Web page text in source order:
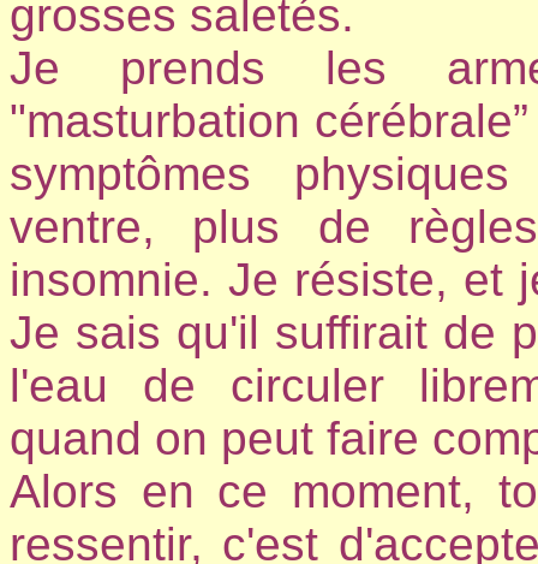
grosses saletés.
Je prends les
"masturbation
symptômes
ventre, plus de
insomnie. Je résiste, et
Je sais qu'il suffirait de
l'eau de circuler
quand on peut faire
Alors en ce moment,
ressentir, c'est